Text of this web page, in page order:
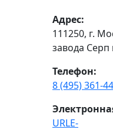
Адрес:
111250, г.
завода
Телефон:
8 (495) 361-
URLE-